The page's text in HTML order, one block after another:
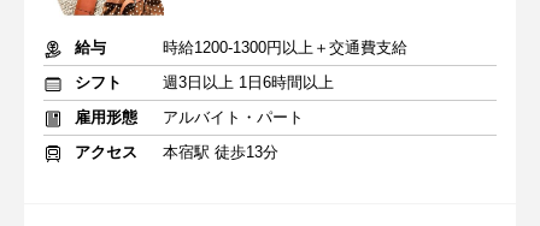
給与
時給1200-1300円以上＋交通費支給
シフト
週3日以上 1日6時間以上
雇用形態
アルバイト・パート
アクセス
本宿駅 徒歩13分